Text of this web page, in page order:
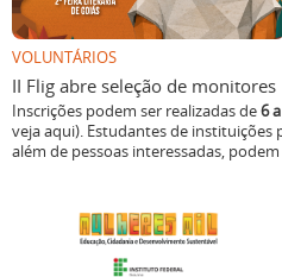
VOLUNTÁRIOS
II Flig abre seleção de monitores
Inscrições podem ser realizadas de6
veja aqui). Estudantes de instituições
além de pessoas interessadas,